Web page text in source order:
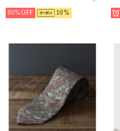
80% 10